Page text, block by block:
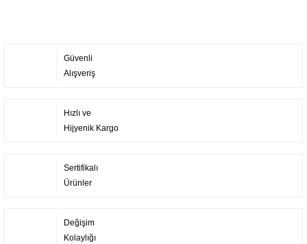
Güvenli
Alışveriş
Hızlı ve
Hijyenik Kargo
Sertifikalı
Ürünler
Değişim
Kolaylığı